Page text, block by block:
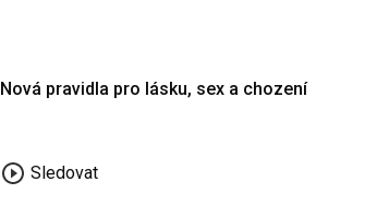
Nová pravidla pro lásku, sex a chození
Sledovat